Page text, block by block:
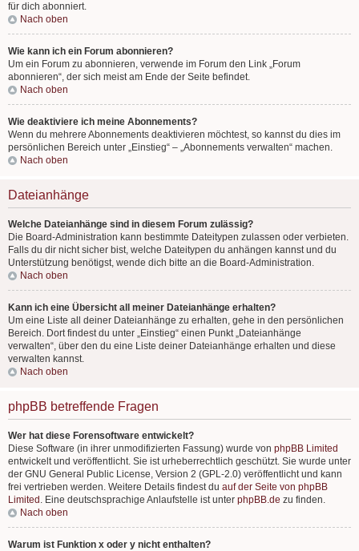
für dich abonniert.
Nach oben
Wie kann ich ein Forum abonnieren?
Um ein Forum zu abonnieren, verwende im Forum den Link „Forum
abonnieren“, der sich meist am Ende der Seite befindet.
Nach oben
Wie deaktiviere ich meine Abonnements?
Wenn du mehrere Abonnements deaktivieren möchtest, so kannst du dies im
persönlichen Bereich unter „Einstieg“ – „Abonnements verwalten“ machen.
Nach oben
Dateianhänge
Welche Dateianhänge sind in diesem Forum zulässig?
Die Board-Administration kann bestimmte Dateitypen zulassen oder verbieten.
Falls du dir nicht sicher bist, welche Dateitypen du anhängen kannst und du
Unterstützung benötigst, wende dich bitte an die Board-Administration.
Nach oben
Kann ich eine Übersicht all meiner Dateianhänge erhalten?
Um eine Liste all deiner Dateianhänge zu erhalten, gehe in den persönlichen
Bereich. Dort findest du unter „Einstieg“ einen Punkt „Dateianhänge
verwalten“, über den du eine Liste deiner Dateianhänge erhalten und diese
verwalten kannst.
Nach oben
phpBB betreffende Fragen
Wer hat diese Forensoftware entwickelt?
Diese Software (in ihrer unmodifizierten Fassung) wurde von phpBB Limited
entwickelt und veröffentlicht. Sie ist urheberrechtlich geschützt. Sie wurde unter
der GNU General Public License, Version 2 (GPL-2.0) veröffentlicht und kann
frei vertrieben werden. Weitere Details findest du auf der Seite von phpBB
Limited . Eine deutschsprachige Anlaufstelle ist unter phpBB.de zu finden.
Nach oben
Warum ist Funktion x oder y nicht enthalten?